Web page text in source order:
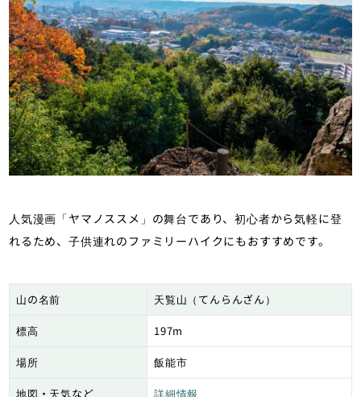
人気漫画「ヤマノススメ」の舞台であり、初心者から気軽に登
れるため、子供連れのファミリーハイクにもおすすめです。
山の名前 天覧山（てんらんざん）
標高 197m
場所 飯能市
地図・天気など 詳細情報